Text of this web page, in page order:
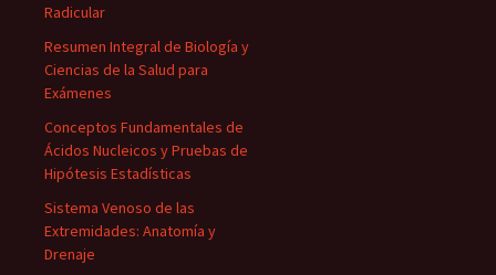
Radicular
Resumen Integral de Biología y
Ciencias de la Salud para
Exámenes
Conceptos Fundamentales de
Ácidos Nucleicos y Pruebas de
Hipótesis Estadísticas
Sistema Venoso de las
Extremidades: Anatomía y
Drenaje